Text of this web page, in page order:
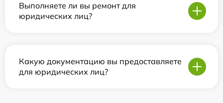
Выполняете ли вы ремонт для
юридических лиц?
Какую документацию вы предоставляете
для юридических лиц?